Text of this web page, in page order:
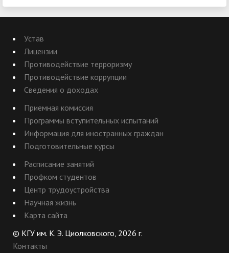
Устав
Лицензии
Противодействие терроризму
Противодействие коррупции
Сведения о доходах
Приемная комиссия
Программы вступительных испытаний
Информация для иностранных граждан
Подготовительные курсы
Расписание занятий
Профком студентов
Центр трудоустройства
Научная жизнь
Карта сайта
© КГУ им. К. Э. Циолковского, 2026 г.
Контакты